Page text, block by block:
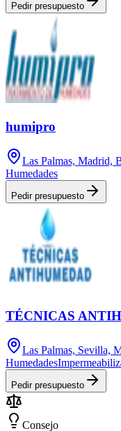
Pedir presupuesto
humipro
Las Palmas, Madrid,
Humedades
Pedir presupuesto
TÉCNICAS
Las Palmas, Sevilla,
Humedades
Pedir presupuesto
Consejo